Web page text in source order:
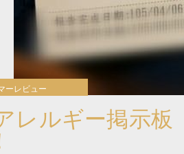
ーレビュー
レルギー掲示板